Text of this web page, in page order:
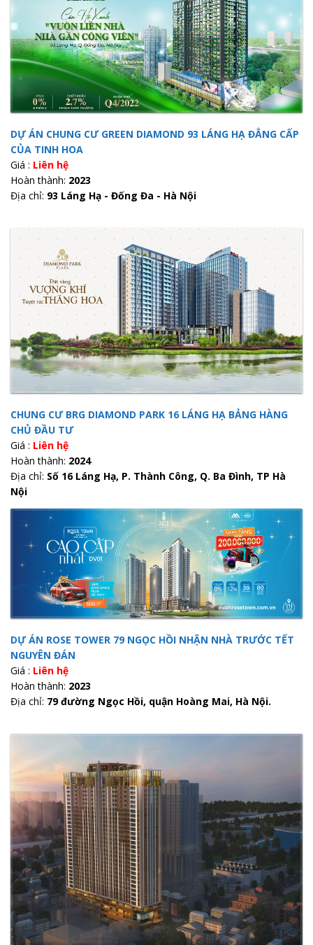
DỰ ÁN CHUNG CƯ GREEN DIAMOND 93 LÁNG HẠ ĐẲNG CẤP
CỦA TINH HOA
Giá : Liên hệ
Hoàn thành: 2023
Địa chỉ: 93 Láng Hạ - Đống Đa - Hà Nội
CHUNG CƯ BRG DIAMOND PARK 16 LÁNG HẠ BẢNG HÀNG
CHỦ ĐẦU TƯ
Giá : Liên hệ
Hoàn thành: 2024
Địa chỉ: Số 16 Láng Hạ, P. Thành Công, Q. Ba Đình, TP Hà
Nội
DỰ ÁN ROSE TOWER 79 NGỌC HỒI NHẬN NHÀ TRƯỚC TẾT
NGUYÊN ĐÁN
Giá : Liên hệ
Hoàn thành: 2023
Địa chỉ: 79 đường Ngọc Hồi, quận Hoàng Mai, Hà Nội.